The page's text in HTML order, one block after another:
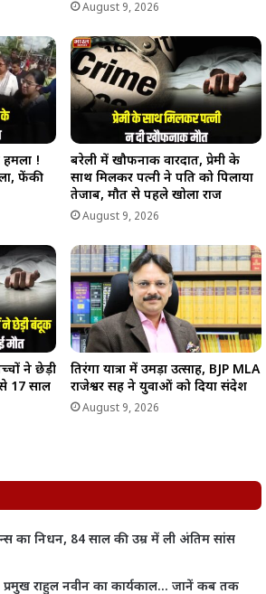
August 9, 2026
हमला !
फेंकी
बरेली में खौफनाक वारदात, प्रेमी के
साथ मिलकर पत्नी ने पति को पिलाया
तेजाब, मौत से पहले खोला राज
August 9, 2026
ने छेड़ी
17 साल
तिरंगा यात्रा में उमड़ा उत्साह, BJP MLA
राजेश्वर सिंह ने युवाओं को दिया संदेश
August 9, 2026
का निधन, 84 साल की उम्र में ली अंतिम सांस
प्रमुख राहुल नवीन का कार्यकाल… जानें कब तक